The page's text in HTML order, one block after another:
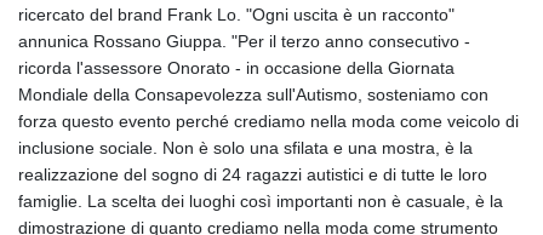
ricercato del brand Frank Lo. "Ogni uscita è un racconto"
annunica Rossano Giuppa. "Per il terzo anno consecutivo -
ricorda l'assessore Onorato - in occasione della Giornata
Mondiale della Consapevolezza sull'Autismo, sosteniamo con
forza questo evento perché crediamo nella moda come veicolo di
inclusione sociale. Non è solo una sfilata e una mostra, è la
realizzazione del sogno di 24 ragazzi autistici e di tutte le loro
famiglie. La scelta dei luoghi così importanti non è casuale, è la
dimostrazione di quanto crediamo nella moda come strumento